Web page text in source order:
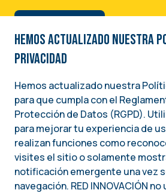
Curso virtual:
con impacto
19 Diciembre 2024-19 Enero
CURSO
CONVOCATORIA:
PARTICIPA EN LA
#46 DE RED
08 Noviembre 2024
INFOGRAFÍA
RED
No 46 Enero 2025
Enero 2025
Image
Una iniciativa del
INSTITUTO NACIONAL DEMÓCRATA PARA
Hemos actualizado nuestra
privacidad
Hemos actualizado nuestra
para que cumpla con el
Protección de Datos (RGPD).
para mejorar tu experiencia de
realizan funciones como
visites el sitio o solamente
notificación emergente una vez
navegación. RED INNOVACIÓN